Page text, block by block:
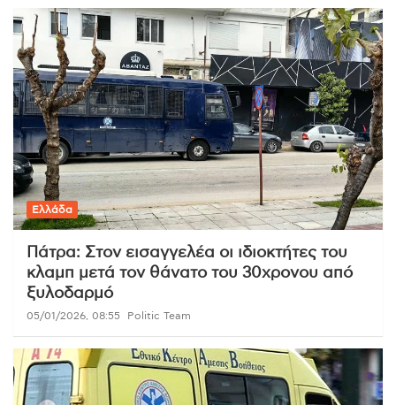
Ελλάδα
Πάτρα: Στον εισαγγελέα οι ιδιοκτήτες του
κλαμπ μετά τον θάνατο του 30χρονου από
ξυλοδαρμό
05/01/2026, 08:55 Politic Team